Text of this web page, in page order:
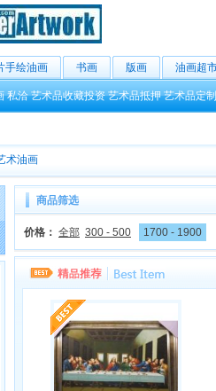
手绘油画 书画 版画 油画超
私洽 艺术品收藏投资 艺术品抵押 艺术品定制
术油画
商品筛选
价格： 全部 300 - 500 1700 - 1900